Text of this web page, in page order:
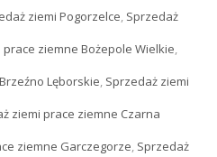
ziemi Pogorzelce, Sprzedaż
ziemne Bożepole Wielkie,
Lęborskie, Sprzedaż ziemi
ziemi prace ziemne Czarna
ziemne Garczegorze, Sprzedaż